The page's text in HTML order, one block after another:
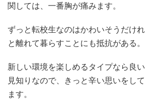
関しては、一番胸が痛みます。
ずっと転校生なのはかわいそうだけ
と離れて暮らすことにも抵抗がある。
新しい環境を楽しめるタイプなら良
見知りなので、きっと辛い思いをし
ます。